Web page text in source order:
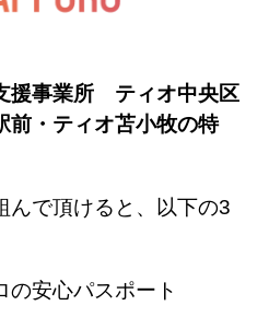
援事業所 ティオ中央区
前・ティオ苫小牧の特
んで頂けると、以下の3
安心パスポート